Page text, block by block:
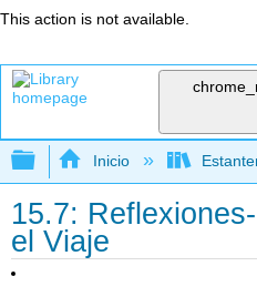
This action is not available.
Expandir/contraer
Inicio
15.7:
el Viaje